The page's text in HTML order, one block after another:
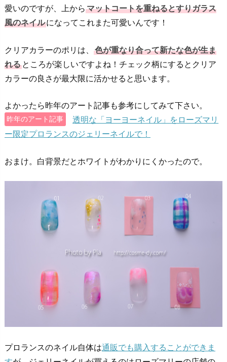
愛いのですが、上からマットコートを重ねるとすりガラス
風のネイルになってこれまた可愛いんです！
クリアカラーのポリは、 色が重なり合って新たな色が生ま
れるところが楽しいですよね！チェック柄にするとクリア
カラーの良さが最大限に活かせると思います。
よかったら昨年のアート記事も参考にしてみて下さい。
昨年のアート記事
透明な「ヨーヨーネイル」をローズマリ
ー限定プロランスのジェリーネイルで！
おまけ。白背景だとホワイトがわかりにくかったので。
プロランスのネイル自体は通販でも購入することができま